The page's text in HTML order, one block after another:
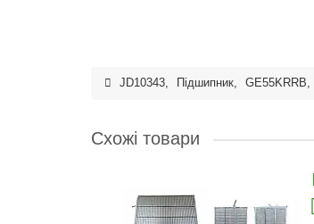
JD10343, Підшипник, GE55KRRB,
Схожі товари